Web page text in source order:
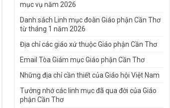
mục vụ năm 2026
Danh sách Linh mục đoàn Giáo phận Cần Thơ
từ tháng 1 năm 2026
Địa chỉ các giáo xứ thuộc Giáo phận Cần Thơ
Email Tòa Giám mục Giáo phận Cần Thơ
Những địa chỉ cần thiết của Giáo hội Việt Nam
Tưởng nhớ các linh mục đã qua đời của Giáo
phận Cần Thơ